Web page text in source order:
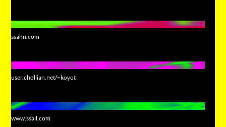
ssahn.com
user.chollian.net/~koyot
www.ssall.com